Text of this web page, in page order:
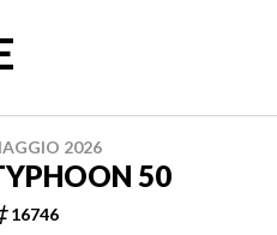
2026
50
16746